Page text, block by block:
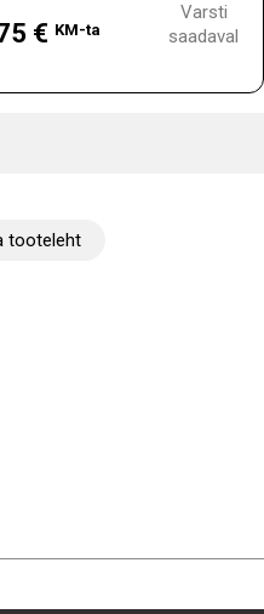
€ KM-ta
Varsti
saadaval
tooteleht